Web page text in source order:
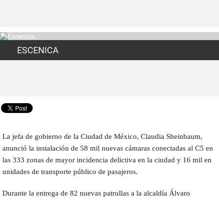
ESCENICA
La jefa de gobierno de la Ciudad de México, Claudia Sheinbaum,
anunció la instalación de 58 mil nuevas cámaras conectadas al C5 en
las 333 zonas de mayor incidencia delictiva en la ciudad y 16 mil en
unidades de transporte público de pasajeros.
Durante la entrega de 82 nuevas patrullas a la alcaldía Álvaro